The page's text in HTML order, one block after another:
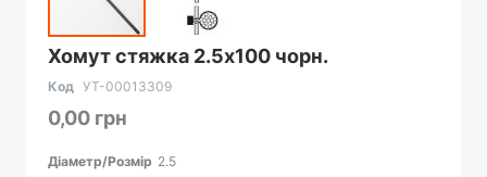
Хомут стяжка 2.5х100 чорн.
Код УТ-00013309
0,00 грн
Діаметр/Розмір 2.5
Перейти
до
початку
зображень